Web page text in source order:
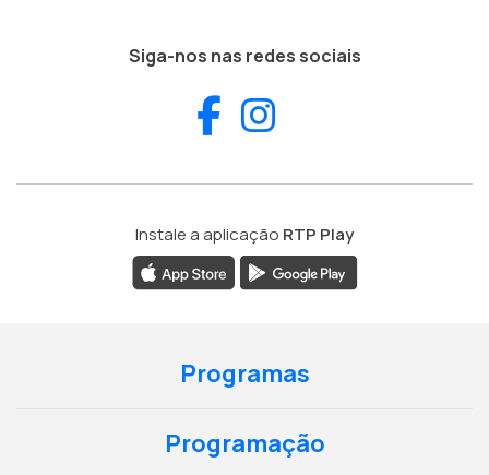
Siga-nos nas redes sociais
Facebook
Instale a aplicação RTP Play
Programas
Programação